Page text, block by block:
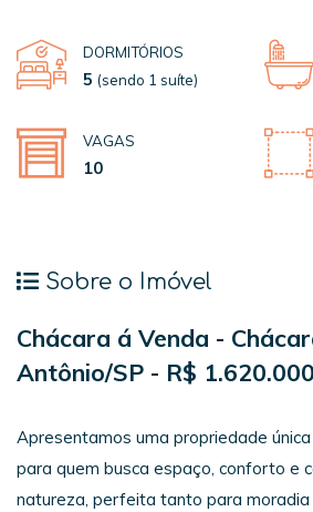
DORMITÓRIOS
5 (sendo 1 suíte)
VAGAS
10
Sobre o Imóvel
Chácara á Venda -
Antônio/SP - R$
Apresentamos uma propriedade
para quem busca espaço, conforto e
natureza, perfeita tanto para